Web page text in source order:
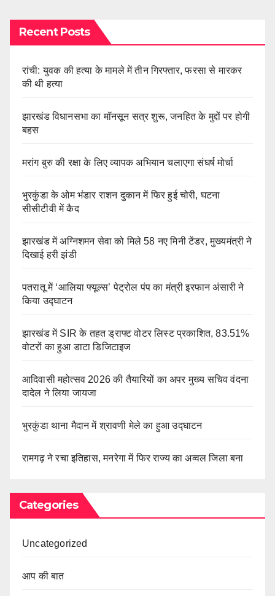
Recent Posts
रांची: युवक की हत्या के मामले में तीन गिरफ्तार, फरसा से मारकर
की थी हत्या
झारखंड विधानसभा का मॉनसून सत्र शुरू, जनहित के मुद्दों पर होगी
बहस
मरांग बुरु की रक्षा के लिए व्यापक अभियान चलाएगा संघर्ष मोर्चा
भुरकुंडा के ओम भंडार राशन दुकान में फिर हुई चोरी, घटना
सीसीटीवी में कैद
झारखंड में अग्निशमन सेवा को मिले 58 नए मिनी टेंडर, मुख्यमंत्री ने
दिखाई हरी झंडी
पतरातू में ‘आलिया फ्यूल्स’ पेट्रोल पंप का मंत्री इरफान अंसारी ने
किया उद्घाटन
झारखंड में SIR के तहत ड्राफ्ट वोटर लिस्ट प्रकाशित, 83.51%
वोटरों का हुआ डाटा डिजिटाइज
आदिवासी महोत्सव 2026 की तैयारियों का अपर मुख्य सचिव वंदना
दादेल ने लिया जायजा
भुरकुंडा थाना मैदान में श्रावणी मेले का हुआ उद्घाटन
रामगढ़ ने रचा इतिहास, मनरेगा में फिर राज्य का अव्वल जिला बना
Categories
Uncategorized
आप की बात